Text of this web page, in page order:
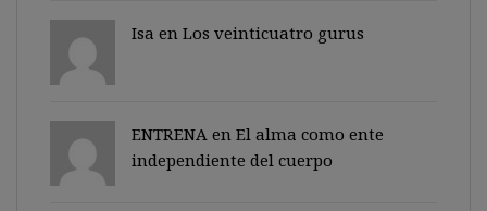
Isa en Los veinticuatro gurus
ENTRENA en El alma como ente
independiente del cuerpo